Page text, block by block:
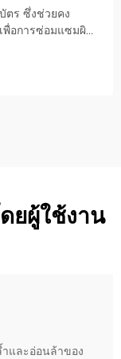
ตร ซึ่งช่วยคง
พื่อการซ่อมแซมผิว
'ช่องสีน้ำเงินเล็ก'
ยผู้ใช้งาน
และอ่อนล้าของ